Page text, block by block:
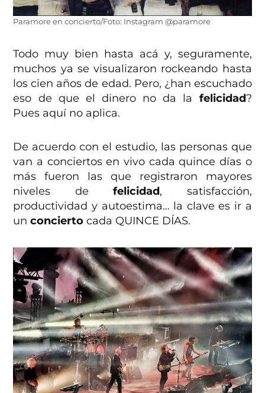
Paramore en concierto/Foto: Instagram @paramore
Todo muy bien hasta acá y, seguramente,
muchos ya se visualizaron rockeando hasta
los cien años de edad. Pero, ¿han escuchado
eso de que el dinero no da la felicidad?
Pues aquí no aplica.
De acuerdo con el estudio, las personas que
van a conciertos en vivo cada quince días o
más fueron las que registraron mayores
niveles defelicidad, satisfacción,
productividad y autoestima… la clave es ir a
unconcierto cada QUINCE DÍAS.